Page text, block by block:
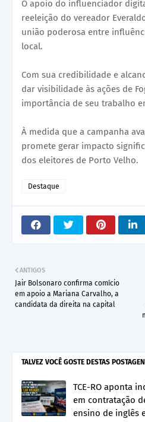
O apoio do influenciador
reeleição do vereador
união poderosa entre
local.
Com sua credibilidade e
dar visibilidade às ações de
importância de seu trabalho
À medida que a campanha
promete gerar impacto
dos eleitores de Porto Velho.
Destaque
ANTIGOS
Jair Bolsonaro confirma comício
em apoio a Mariana Carvalho, a
candidata da direita na capital
TALVEZ VOCÊ GOSTE DESTAS
TCE-RO aponta
em contratação
ensino de inglês